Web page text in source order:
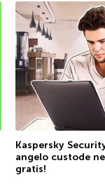
Kaspersky
angelo custode
gratis!